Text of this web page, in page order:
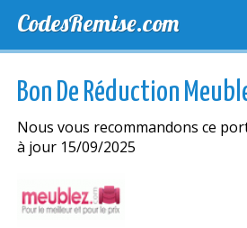
CodesRemise.com
NOUVELLES MAGASINS
Bon De Réduction
Nous vous recommandons ce
à jour 15/09/2025